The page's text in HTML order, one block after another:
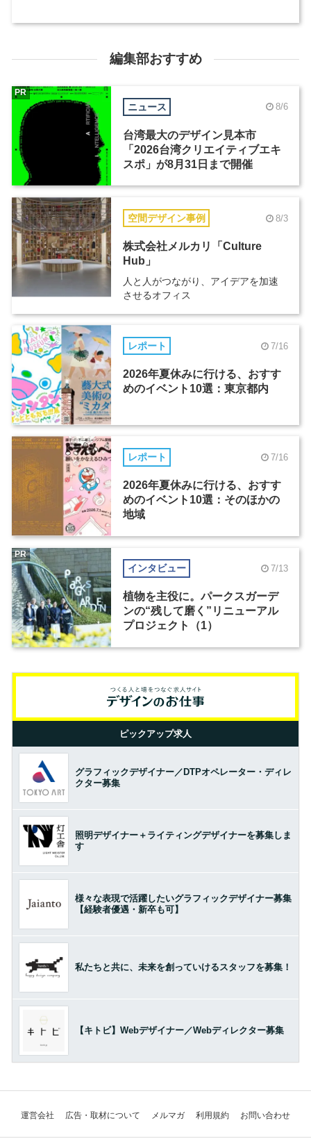
編集部おすすめ
ニュース 8/6
台湾最大のデザイン見本市
「2026台湾クリエイティブエキ
スポ」が8月31日まで開催
PR
空間デザイン事例 8/3
株式会社メルカリ「Culture
Hub」
人と人がつながり、アイデアを加速
させるオフィス
レポート 7/16
2026年夏休みに行ける、おすす
めのイベント10選：東京都内
レポート 7/16
2026年夏休みに行ける、おすす
めのイベント10選：そのほかの
地域
インタビュー 7/13
植物を主役に。パークスガーデ
ンの“残して磨く”リニューアル
プロジェクト（1）
PR
ピックアップ求人
グラフィックデザイナー／DTPオペレーター・ディレ
クター募集
照明デザイナー＋ライティングデザイナーを募集しま
す
様々な表現で活躍したいグラフィックデザイナー募集
【経験者優遇・新卒も可】
私たちと共に、未来を創っていけるスタッフを募集！
【キトビ】Webデザイナー／Webディレクター募集
運営会社 広告・取材について メルマガ 利用規約 お問い合わせ